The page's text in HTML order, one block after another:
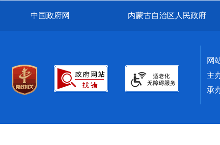
中国政府网 内蒙古自治区人民政府
网
主
承